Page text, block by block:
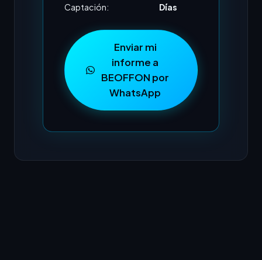
Captación:
Días
Enviar mi
informe a
BEOFFON por
WhatsApp